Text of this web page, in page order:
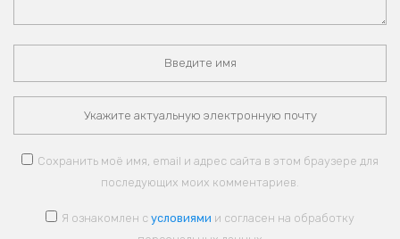
Сохранить моё имя, email и адрес сайта в этом браузере для
последующих моих комментариев.
Я ознакомлен с условиями и согласен на обработку